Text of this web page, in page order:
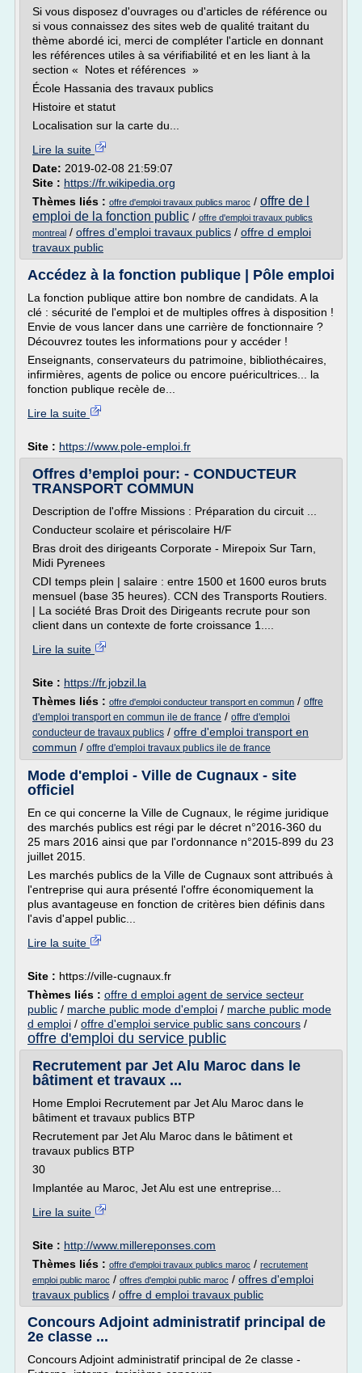
Si vous disposez d'ouvrages ou d'articles de référence ou
si vous connaissez des sites web de qualité traitant du
thème abordé ici, merci de compléter l'article en donnant
les références utiles à sa vérifiabilité et en les liant à la
section « Notes et références »
École Hassania des travaux publics
Histoire et statut
Localisation sur la carte du...
Lire la suite
Date: 2019-02-08 21:59:07
Site : https://fr.wikipedia.org
Thèmes liés : offre d'emploi travaux publics maroc / offre de l
emploi de la fonction public / offre d'emploi travaux publics
montreal / offres d'emploi travaux publics / offre d emploi
travaux public
Accédez à la fonction publique | Pôle emploi
La fonction publique attire bon nombre de candidats. A la
clé : sécurité de l'emploi et de multiples offres à disposition !
Envie de vous lancer dans une carrière de fonctionnaire ?
Découvrez toutes les informations pour y accéder !
Enseignants, conservateurs du patrimoine, bibliothécaires,
infirmières, agents de police ou encore puéricultrices... la
fonction publique recèle de...
Lire la suite
Site : https://www.pole-emploi.fr
Offres d’emploi pour: - CONDUCTEUR
TRANSPORT COMMUN
Description de l'offre Missions : Préparation du circuit ...
Conducteur scolaire et périscolaire H/F
Bras droit des dirigeants Corporate - Mirepoix Sur Tarn,
Midi Pyrenees
CDI temps plein | salaire : entre 1500 et 1600 euros bruts
mensuel (base 35 heures). CCN des Transports Routiers.
| La société Bras Droit des Dirigeants recrute pour son
client dans un contexte de forte croissance 1....
Lire la suite
Site : https://fr.jobzil.la
Thèmes liés : offre d'emploi conducteur transport en commun / offre
d'emploi transport en commun ile de france / offre d'emploi
conducteur de travaux publics / offre d'emploi transport en
commun / offre d'emploi travaux publics ile de france
Mode d'emploi - Ville de Cugnaux - site
officiel
En ce qui concerne la Ville de Cugnaux, le régime juridique
des marchés publics est régi par le décret n°2016-360 du
25 mars 2016 ainsi que par l'ordonnance n°2015-899 du 23
juillet 2015.
Les marchés publics de la Ville de Cugnaux sont attribués à
l'entreprise qui aura présenté l'offre économiquement la
plus avantageuse en fonction de critères bien définis dans
l'avis d'appel public...
Lire la suite
Site : https://ville-cugnaux.fr
Thèmes liés : offre d emploi agent de service secteur
public / marche public mode d'emploi / marche public mode
d emploi / offre d'emploi service public sans concours /
offre d'emploi du service public
Recrutement par Jet Alu Maroc dans le
bâtiment et travaux ...
Home Emploi Recrutement par Jet Alu Maroc dans le
bâtiment et travaux publics BTP
Recrutement par Jet Alu Maroc dans le bâtiment et
travaux publics BTP
30
Implantée au Maroc, Jet Alu est une entreprise...
Lire la suite
Site : http://www.millereponses.com
Thèmes liés : offre d'emploi travaux publics maroc / recrutement
emploi public maroc / offres d'emploi public maroc / offres d'emploi
travaux publics / offre d emploi travaux public
Concours Adjoint administratif principal de
2e classe ...
Concours Adjoint administratif principal de 2e classe -